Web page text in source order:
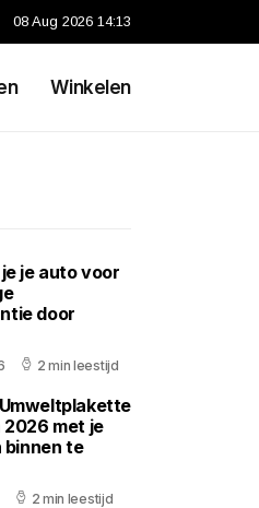
08 Aug 2026 14:13
Winkelen
je auto voor
door
2 min leestijd
2026 met je
binnen te
2 min leestijd